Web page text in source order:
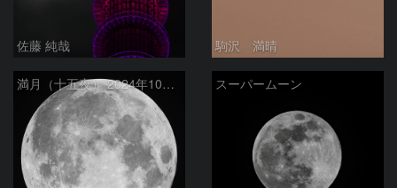
佐藤 純哉 駒沢 満晴
満月（十五夜） 2024年10月17日 スーパームーン